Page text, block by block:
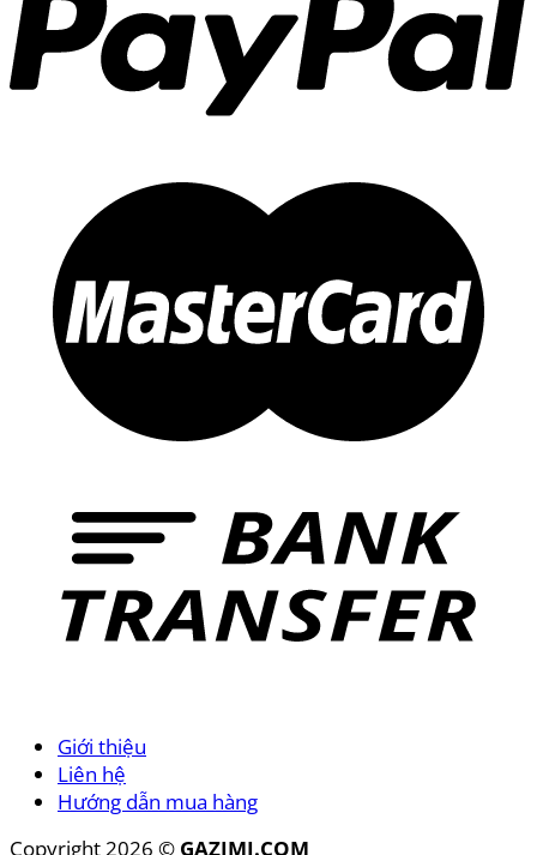
Giới thiệu
Liên hệ
Hướng dẫn mua hàng
Copyright 2026 © GAZIMI.COM